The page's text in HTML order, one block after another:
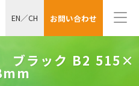
お問い合わせ
EN／CH
ブラック B2 515×